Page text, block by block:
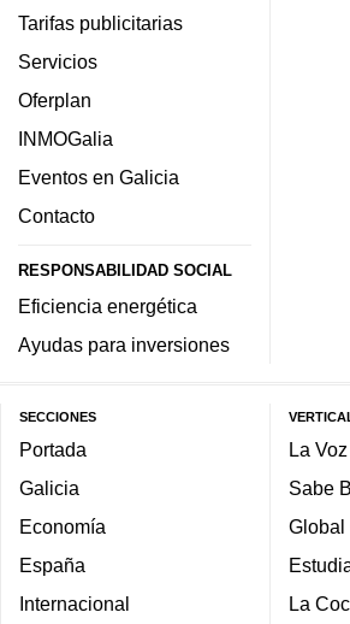
Tarifas publicitarias
Servicios
Oferplan
INMOGalia
Eventos en Galicia
Contacto
RESPONSABILIDAD SOCIAL
Eficiencia energética
Ayudas para inversiones
SECCIONES
Portada
Galicia
Economía
España
Internacional
La
Sabe
Global
La